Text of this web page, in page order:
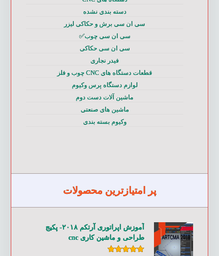
دسته بندی نشده
سی ان سی برش و حکاکی لیزر
سی ان سی چوب✅
سی ان سی حکاکی
فیدر نجاری
قطعات دستگاه های CNC چوب و فلز
لوازم دستگاه پرس وکیوم
ماشین آلات دست دوم
ماشین های صنعتی
وکیوم بسته بندی
پر امتیازترین محصولات
آموزش اپراتوری آرتکم ۲۰۱۸- پکیج
طراحی و ماشین کاری cnc